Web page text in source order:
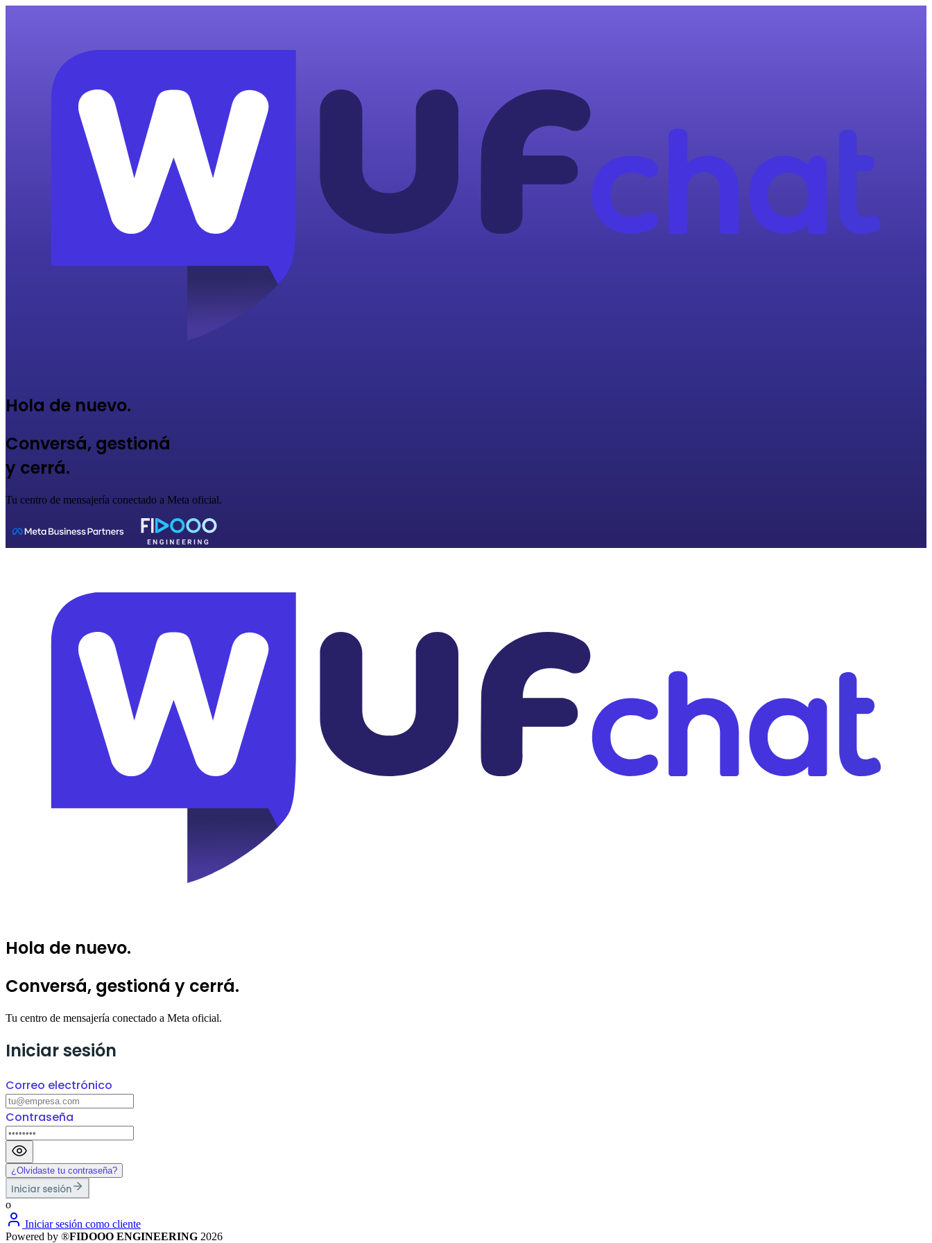
Hola de nuevo.
Conversá, gestioná
y cerrá.
Tu centro de mensajería conectado a Meta oficial.
Hola de nuevo.
Conversá, gestioná y cerrá.
Tu centro de mensajería conectado a Meta oficial.
Iniciar sesión
Correo electrónico
Contraseña
¿Olvidaste tu contraseña?
Iniciar sesión
o
Iniciar sesión como cliente
Powered by ®FIDOOO ENGINEERING 2026